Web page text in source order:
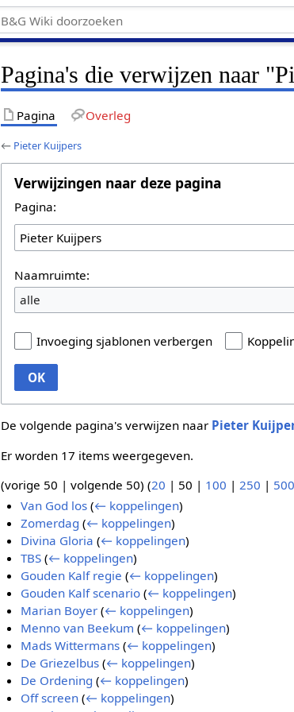
Pagina's die verwijzen naar
Pagina Overleg
← Pieter Kuijpers
Verwijzingen naar deze pagina
Pagina:
Naamruimte:
alle
Invoeging sjablonen verbergen
OK
De volgende pagina's verwijzen naar Pieter
Er worden 17 items weergegeven.
(vorige 50 |volgende 50) (20 | 50 | 100 | 250 |
Van God los (← koppelingen)
Zomerdag (← koppelingen)
Divina Gloria (← koppelingen)
TBS (← koppelingen)
Gouden Kalf regie (← koppelingen)
Gouden Kalf scenario (← koppelingen)
Marian Boyer (← koppelingen)
Menno van Beekum (← koppelingen)
Mads Wittermans (← koppelingen)
De Griezelbus (← koppelingen)
De Ordening (← koppelingen)
Off screen (← koppelingen)